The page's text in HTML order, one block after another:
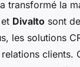
transformé la
et Divalto sont
les solutions
clients.